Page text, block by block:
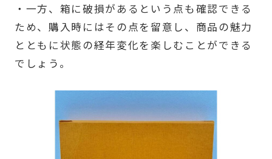
・一方、箱に破損があるという点も確認できる
ため、購入時にはその点を留意し、商品の魅力
とともに状態の経年変化を楽しむことができる
でしょう。